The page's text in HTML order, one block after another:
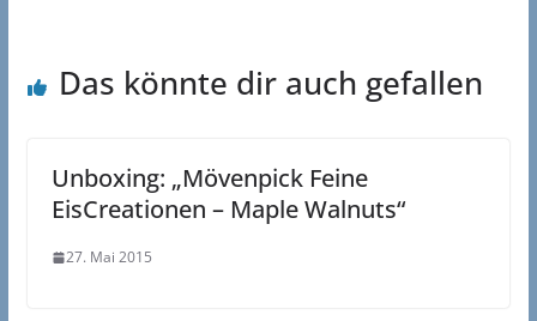
Das könnte dir auch gefallen
Unboxing: „Mövenpick Feine
EisCreationen – Maple Walnuts“
27. Mai 2015